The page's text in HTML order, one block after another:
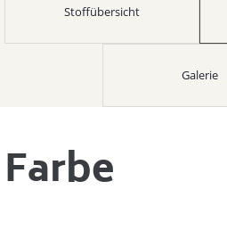
Stoffübersicht
Galerie
Farbe